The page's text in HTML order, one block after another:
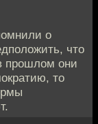
о
что
прошлом они
то